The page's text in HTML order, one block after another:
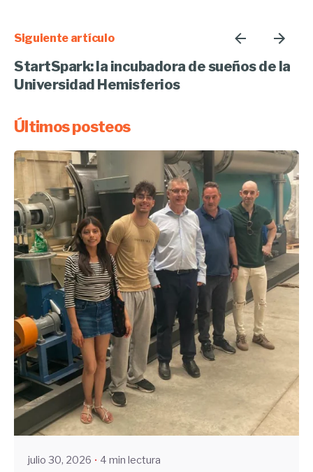
Siguiente artículo
StartSpark: la incubadora de sueños de la
Universidad Hemisferios
Últimos posteos
Enviado por
UHE
julio 30, 2026 4 min lectura